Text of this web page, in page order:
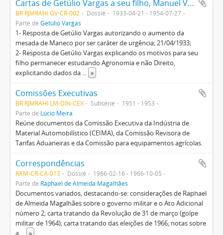
Cartas de Getúlio Vargas a seu filho, Manuel Vargas (Maneco), contendo observações relativas a assuntos pessoais e a comentários sobre questões políticas do Estado do Rio Grande do Sul
BR RJMRAHI GV-CR-002 Dossiê
1933-04-21 - 1954-07-27
Parte de Getúlio Vargas
1- Resposta de Getúlio Vargas autorizando o aumento da
mesada de Maneco por ser caráter de urgência; 21/04/1933;
2- Resposta de Getúlio Vargas explicando os motivos para seu
filho permanecer estudando Agronomia e não Direito,
explicitando dados da ... »
Comissões Executivas
BR RJMRAHI LM-DIN-CEX Subsérie
1951 - 1953
Parte de Lúcio Meira
Reúne documentos da Comissão Executiva da Indústria de
Material Automobilístico (CEIMA), da Comissão Revisora de
Tarifas Aduaneiras e da Comissão para equipamentos agrícolas.
Correspondências
RAM-CR-CA-013 Dossiê
1966-02-16 - 1966-10-05
Parte de Raphael de Almeida Magalhães
Documentos variados, destacando-se: considerações de Raphael
de Almeida Magalhães sobre o governo militar e o Ato Adicional
número 2; carta tratando da Revolução de 31 de março (golpe
militar de 1964); carta tratando das eleições de 1966; notas sobre
a
»